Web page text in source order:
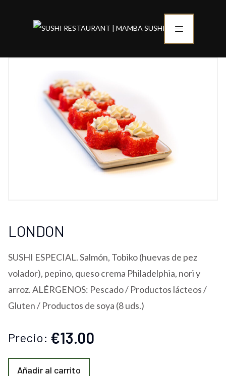
LONDON
SUSHI ESPECIAL. Salmón, Tobiko (huevas de pez
volador), pepino, queso crema Philadelphia, nori y
arroz. ALÉRGENOS: Pescado / Productos lácteos /
Gluten / Productos de soya (8 uds.)
Precio: €13.00
Añadir al carrito